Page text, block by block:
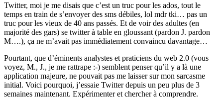
Twitter, moi je me disais que c’est un truc pour les ados, tout le
temps en train de s’envoyer des sms débiles, lol mdr tki… pas un
truc pour les vieux de 40 ans passés. Et de voir des adultes (en
majorité des gars) se twitter à table en gloussant (pardon J. pardon
M….), ça ne m’avait pas immédiatement convaincu davantage…
Pourtant, que d’éminents analystes et praticiens du web 2.0 (vous
voyez, M., J., je me rattrape :-) semblent penser qu’il y a là une
application majeure, ne pouvait pas me laisser sur mon sarcasme
initial. Voici pourquoi, j’essaie Twitter depuis un peu plus de 3
semaines maintenant. Expérimenter et chercher à comprendre.